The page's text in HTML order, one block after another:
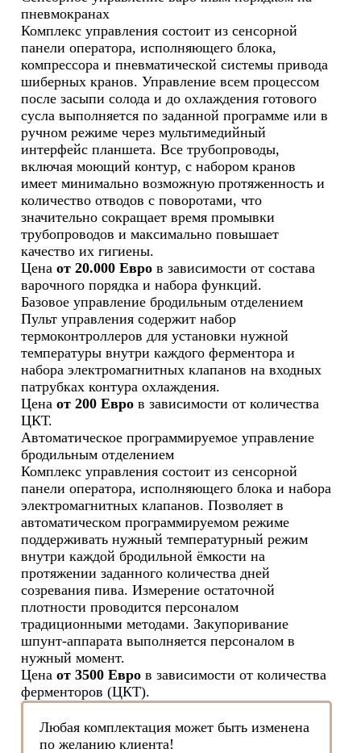
пневмокранах
Комплекс управления состоит из сенсорной
панели оператора, исполняющего блока,
компрессора и пневматической системы привода
шиберных кранов. Управление всем процессом
после засыпи солода и до охлаждения готового
сусла выполняется по заданной программе или в
ручном режиме через мультимедийный
интерфейс планшета. Все трубопроводы,
включая моющий контур, с набором кранов
имеет минимально возможную протяженность и
количество отводов с поворотами, что
значительно сокращает время промывки
трубопроводов и максимально повышает
качество их гигиены.
Ценаот 20.000 Евро в зависимости от состава
варочного порядка и набора функций.
Базовое управление бродильным отделением
Пульт управления содержит набор
термоконтроллеров для установки нужной
температуры внутри каждого ферментора и
набора электромагнитных клапанов на входных
патрубках контура охлаждения.
Ценаот 200 Евро в зависимости от количества
ЦКТ.
Автоматическое программируемое управление
бродильным отделением
Комплекс управления состоит из сенсорной
панели оператора, исполняющего блока и набора
электромагнитных клапанов. Позволяет в
автоматическом программируемом режиме
поддерживать нужный температурный режим
внутри каждой бродильной ёмкости на
протяжении заданного количества дней
созревания пива. Измерение остаточной
плотности проводится персоналом
традиционными методами. Закупоривание
шпунт-аппарата выполняется персоналом в
нужный момент.
Ценаот 3500 Евро в зависимости от количества
ферменторов (ЦКТ).
Любая комплектация может быть изменена
по желанию клиента!